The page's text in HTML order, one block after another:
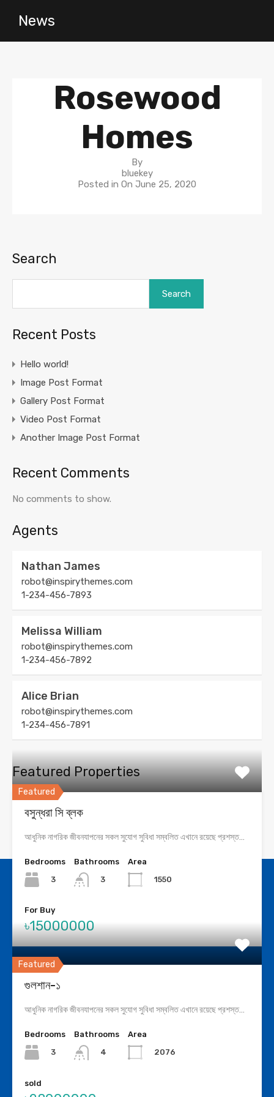
News
Rosewood
Homes
By
bluekey
Posted in On June 25, 2020
Search
Search
Recent Posts
Hello world!
Image Post Format
Gallery Post Format
Video Post Format
Another Image Post Format
Recent Comments
No comments to show.
Agents
Nathan James
robot@inspirythemes.com
1-234-456-7893
Melissa William
robot@inspirythemes.com
1-234-456-7892
Alice Brian
robot@inspirythemes.com
1-234-456-7891
Featured Properties
Featured
বসুন্ধরা সি ব্লক
আধুনিক নাগরিক জীবনযাপনের সকল সুযোগ সুবিধা সম্বলিত এখানে রয়েছে প্রশস্ত…
Bedrooms
3
Bathrooms
3
Area
1550
For Buy
৳15000000
Featured
গুলশান-১
আধুনিক নাগরিক জীবনযাপনের সকল সুযোগ সুবিধা সম্বলিত এখানে রয়েছে প্রশস্ত…
Bedrooms
3
Bathrooms
4
Area
2076
sold
HomeAdd Property
Office Address :
Tri Space Ophellia,Flat#4C, Plot#120, Road#1,
9:00 am - 6:00 pm